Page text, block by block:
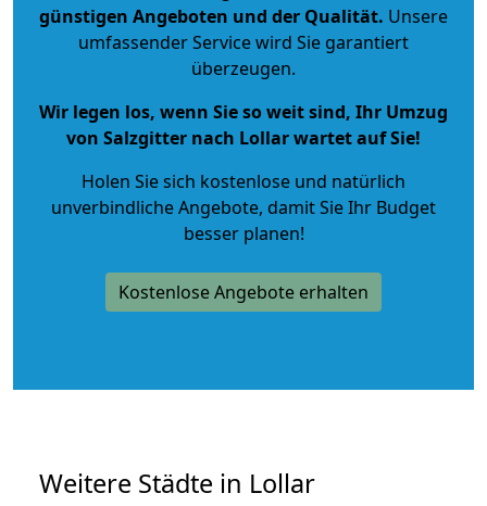
günstigen Angeboten und der Qualität. Unsere
umfassender Service wird Sie garantiert
überzeugen.
Wir legen los, wenn Sie so weit sind, Ihr Umzug
von Salzgitter nach Lollar wartet auf Sie!
Holen Sie sich kostenlose und natürlich
unverbindliche Angebote, damit Sie Ihr Budget
besser planen!
Kostenlose Angebote erhalten
Weitere Städte in Lollar